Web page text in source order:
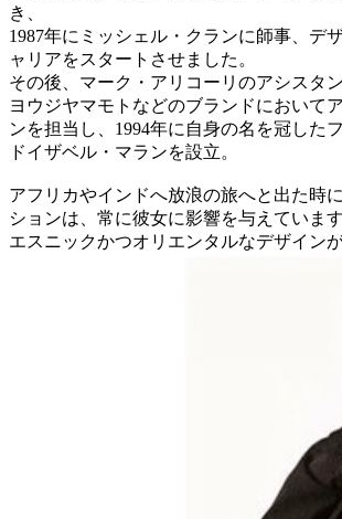
き、
1987年にミッシェル・クランに師事、デ
ャリアをスタートさせました。
その後、マーク・アリコーリのアシスタ
ヨウジヤマモトなどのブランドにおいて
ンを担当し、1994年に自身の名を冠した
ドイザベル・マランを設立。
アフリカやインドへ放浪の旅へと出た時
ションは、常に彼女に影響を与えています
エスニックかつオリエンタルなデザイン